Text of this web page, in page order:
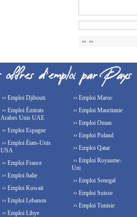
›› ››
›› Emploi Djibouti
›› Emploi Émirats
Arabes Unis UAE
›› Emploi Espagne
›› Emploi États-Unis
USA
›› Emploi France
›› Emploi Italie
›› Emploi Kuwait
›› Emploi Lebanon
›› Emploi Libye
›› Emploi Maroc
›› Emploi Mauritanie
›› Emploi Oman
›› Emploi Poland
›› Emploi Qatar
›› Emploi Royaume-
Uni
›› Emploi Senegal
›› Emploi Suisse
›› Emploi Tunisie